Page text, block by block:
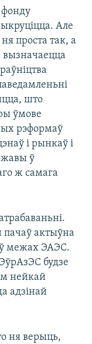
Але
проста так, а
вызначаецца
што
ўмове
рэформаў
і рынкаў і
ў
ж самага
актыўна
ў межах ЭАЭС.
будзе
нейкай
адзінай
ня верыць,